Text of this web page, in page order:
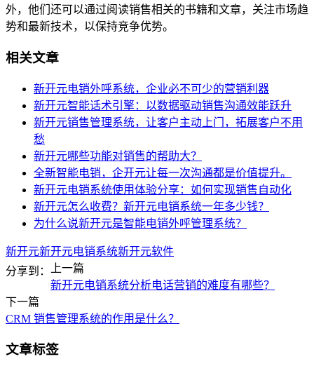
外，他们还可以通过阅读销售相关的书籍和文章，关注市场趋
势和最新技术，以保持竞争优势。
相关文章
新开元电销外呼系统，企业必不可少的营销利器
新开元智能话术引擎：以数据驱动销售沟通效能跃升
新开元销售管理系统，让客户主动上门，拓展客户不用
愁
新开元哪些功能对销售的帮助大？
全新智能电销，企开元让每一次沟通都是价值提升。
新开元电销系统使用体验分享：如何实现销售自动化
新开元怎么收费？新开元电销系统一年多少钱？
为什么说新开元是智能电销外呼管理系统？
新开元新开元电销系统新开元软件
分享到：
上一篇
新开元电销系统分析电话营销的难度有哪些？
下一篇
CRM 销售管理系统的作用是什么？
文章标签